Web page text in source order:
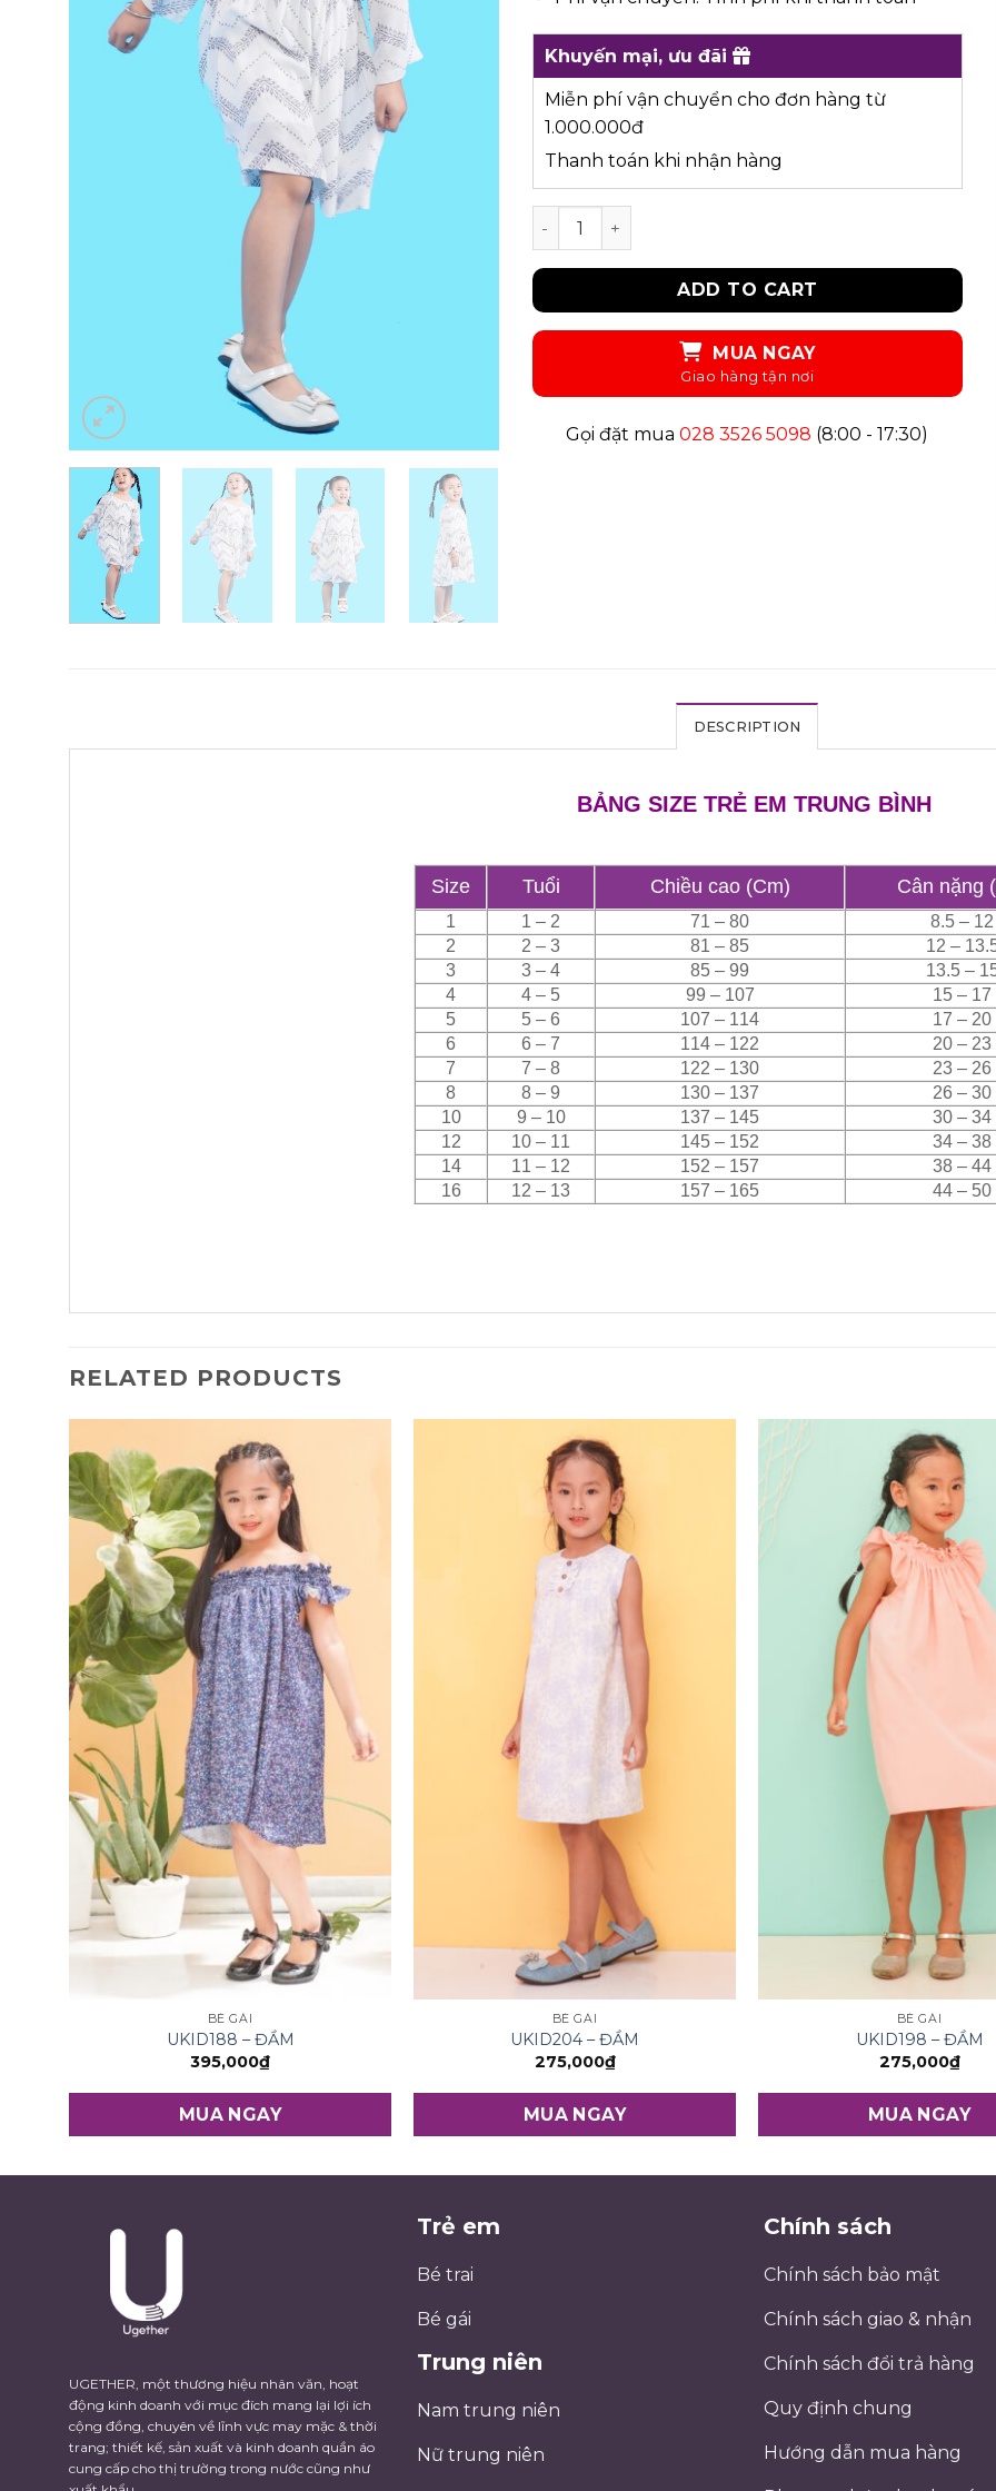
Khuyến mại, ưu đãi
Miễn phí vận chuyển cho đơn hàng từ
1.000.000đ
Thanh toán khi nhận hàng
UKID147 - ĐẦM quantity
ADD TO CART
MUA NGAY
Gọi đặt mua028 3526 5098 (8:00 - 17:30)
DESCRIPTION
BẢNG SIZE TRẺ EM TRUNG BÌNH
Size Tuổi Chiều cao (Cm) Cân nặng
1 1 – 2 71 – 80
8.5 – 12
2
2 – 3 81 – 85
12 –
3
3 – 4 85 – 99
13.5 –
4
4 – 5 99 – 107
15 – 17
5
5 – 6 107 – 114
17 – 20
6
6 – 7 114 – 122
20 – 23
7
7 – 8 122 – 130
23 – 26
8
8 – 9 130 – 137
26 – 30
10
9 – 10 137 – 145
30 – 34
12
10 – 11 145 – 152
34 – 38
14
11 – 12 152 – 157
38 – 44
16
12 – 13 157 – 165 44 – 50
RELATED PRODUCTS
BÉ GÁI
UKID188 – ĐẦM
395,000₫
MUA NGAY
BÉ GÁI
UKID204 – ĐẦM
275,000₫
MUA NGAY
BÉ GÁI
UKID198 – ĐẦM
275,000₫
MUA NGAY
UGETHER, một thương hiệu nhân văn, hoạt
động kinh doanh với mục đích mang lại lợi ích
cộng đồng, chuyên về lĩnh vực may mặc & thời
trang; thiết kế, sản xuất và kinh doanh quần áo
cung cấp cho thị trường trong nước cũng như
Trẻ em
Bé trai
Bé gái
Trung niên
Nam trung niên
Nữ trung niên
Chính sách
Chính sách bảo mật
Chính sách giao & nhận
Chính sách đổi trả hàng
Quy định chung
Hướng dẫn mua hàng